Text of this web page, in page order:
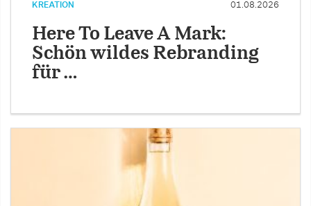
KREATION 01.08.2026
Here To Leave A Mark:
Schön wildes Rebranding
für …